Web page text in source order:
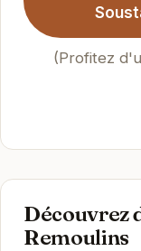
(Profitez
Découvrez
Remoulins